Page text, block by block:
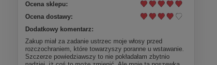
Ocena sklepu:
Ocena dostawy:
Dodatkowy komentarz:
Zakup miał za zadanie ustrzec moje włosy przed
rozczochraniem, które towarzyszy poranne u wstawanie.
Szczerze powiedziawszy to nie pokładałam zbytnio